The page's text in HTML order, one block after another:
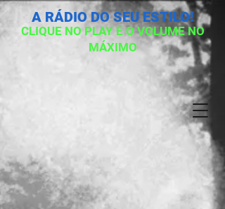
CLIQUE NO PLAY E O VOLUME NO
MÁXIMO
A RÁDIO DO SEU ESTILO!